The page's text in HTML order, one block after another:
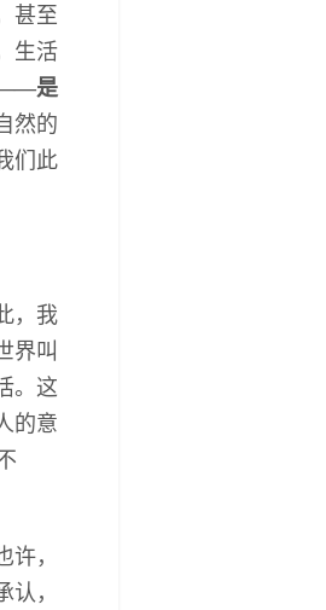
甚至
生活
――是
然的
们此
，我
界叫
。这
的意
，
，